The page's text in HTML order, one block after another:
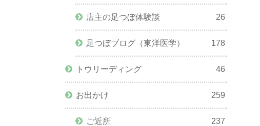
店主の足つぼ体験談 26
足つぼブログ（東洋医学） 178
トウリーディング 46
お出かけ 259
ご近所 237